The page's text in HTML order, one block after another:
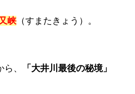
峡 （すまたきょう）。
、
「大井川最後の秘境」